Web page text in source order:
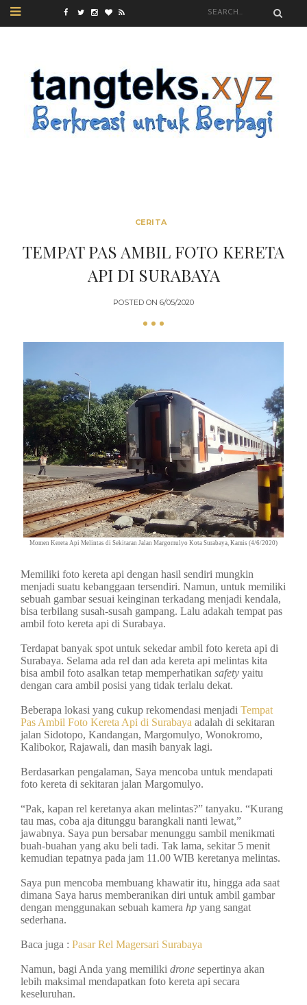
CERITA
TEMPAT PAS AMBIL FOTO KERETA
API DI SURABAYA
POSTED ON 6/05/2020
Momen Kereta Api Melintas di Sekitaran Jalan Margomulyo Kota Surabaya, Kamis (4/6/2020)
Memiliki foto kereta api dengan hasil sendiri mungkin
menjadi suatu kebanggaan tersendiri. Namun, untuk memiliki
sebuah gambar sesuai keinginan terkadang menjadi kendala,
bisa terbilang susah-susah gampang. Lalu adakah tempat pas
ambil foto kereta api di Surabaya.
Terdapat banyak spot untuk sekedar ambil foto kereta api di
Surabaya. Selama ada rel dan ada kereta api melintas kita
bisa ambil foto asalkan tetap memperhatikan safety yaitu
dengan cara ambil posisi yang tidak terlalu dekat.
Beberapa lokasi yang cukup rekomendasi menjadi Tempat
Pas Ambil Foto Kereta Api di Surabaya adalah di sekitaran
jalan Sidotopo, Kandangan, Margomulyo, Wonokromo,
Kalibokor, Rajawali, dan masih banyak lagi.
Berdasarkan pengalaman, Saya mencoba untuk mendapati
foto kereta di sekitaran jalan Margomulyo.
“Pak, kapan rel keretanya akan melintas?” tanyaku. “Kurang
tau mas, coba aja ditunggu barangkali nanti lewat,”
jawabnya. Saya pun bersabar menunggu sambil menikmati
buah-buahan yang aku beli tadi. Tak lama, sekitar 5 menit
kemudian tepatnya pada jam 11.00 WIB keretanya melintas.
Saya pun mencoba membuang khawatir itu, hingga ada saat
dimana Saya harus memberanikan diri untuk ambil gambar
dengan menggunakan sebuah kamera hp yang sangat
sederhana.
Baca juga : Pasar Rel Magersari Surabaya
Namun, bagi Anda yang memiliki drone sepertinya akan
lebih maksimal mendapatkan foto kereta api secara
keseluruhan.